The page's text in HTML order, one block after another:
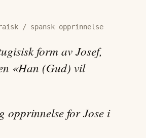
/ spansk opprinnelse
form av Josef,
«Han (Gud) vil
opprinnelse for Jose i